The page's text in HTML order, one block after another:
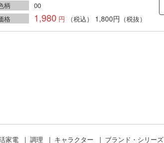
柄
00
格
1,980 （税込） 1,800円 （税抜）
家電 調理 キャラクター ブランド・シリーズ